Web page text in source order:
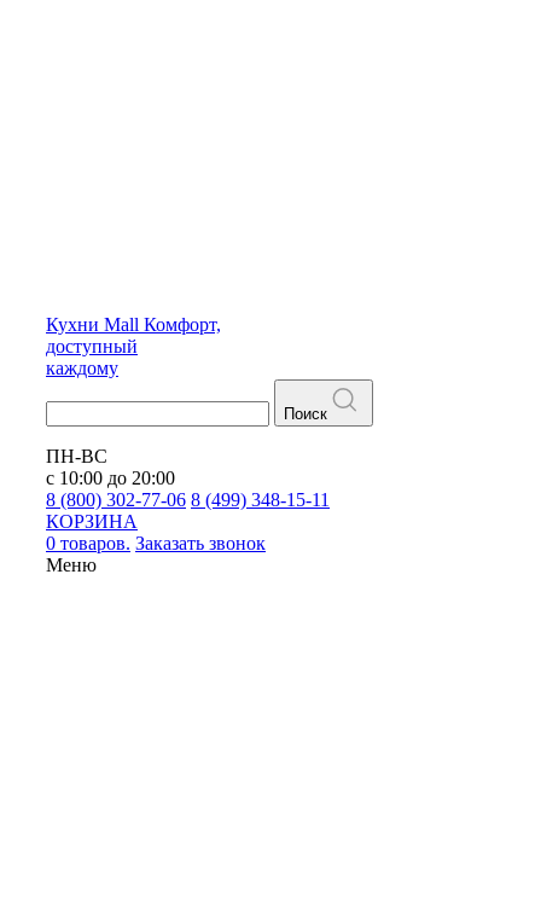
Кухни Mall Комфорт,
доступный
каждому
Поиск
ПН-ВС
с 10:00 до 20:00
8 (800) 302-77-06 8 (499) 348-15-11
КОРЗИНА
0 товаров. Заказать звонок
Меню